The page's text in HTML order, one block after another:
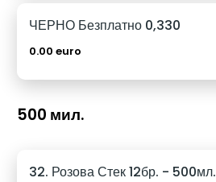
ЧЕРНО Безплатно 0,330
0.00 euro
500 мил.
32. Розова Стек 12бр. - 500мл.